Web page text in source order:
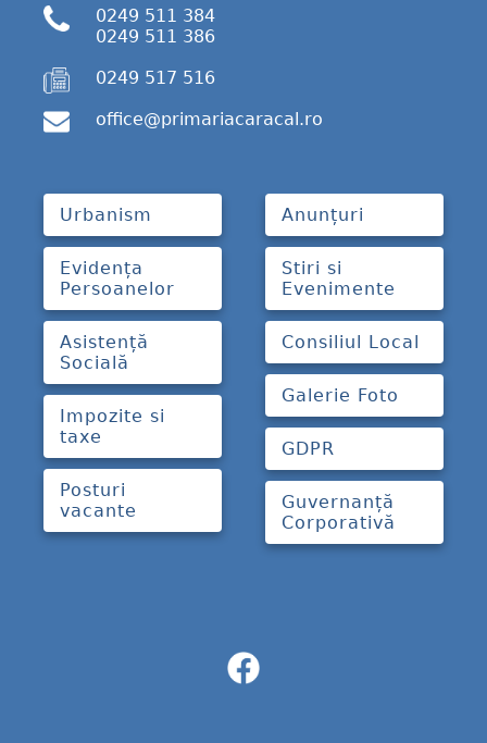
0249 511 384
0249 511 386
0249 517 516
office@primariacaracal.ro
Urbanism
Evidența
Persoanelor
Asistență
Socială
Impozite si
taxe
Posturi
vacante
Anunțuri
Stiri si
Evenimente
Consiliul Local
Galerie Foto
GDPR
Guvernanță
Corporativă